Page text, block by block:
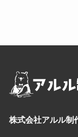
株式会社アルル制